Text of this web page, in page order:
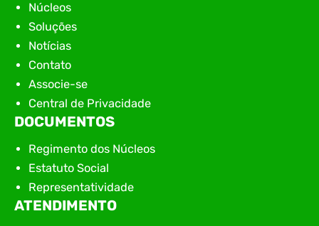
Núcleos
Soluções
Notícias
Contato
Associe-se
Central de Privacidade
DOCUMENTOS
Regimento dos Núcleos
Estatuto Social
Representatividade
ATENDIMENTO